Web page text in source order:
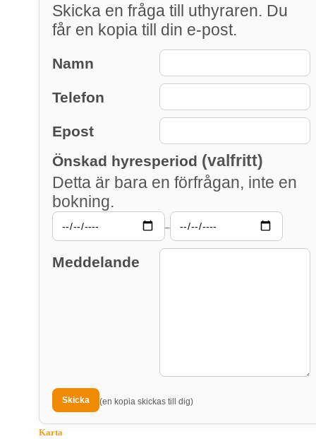
Skicka en fråga till uthyraren. Du
får en kopia till din e-post.
Namn
Telefon
Epost
Önskad hyresperiod (valfritt)
Detta är bara en förfrågan, inte en
bokning.
–
Meddelande
(en kopia skickas till dig)
Karta